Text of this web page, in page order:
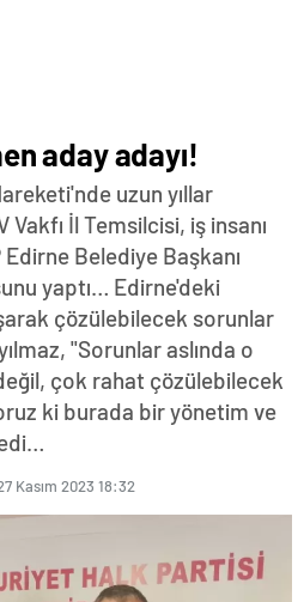
aday adayı!
uzun yıllar
İl Temsilcisi, iş insanı
Belediye Başkanı
yaptı… Edirne'deki
çözülebilecek sorunlar
"Sorunlar aslında o
çok rahat çözülebilecek
ki burada bir yönetim ve
Kasım 2023 18:32